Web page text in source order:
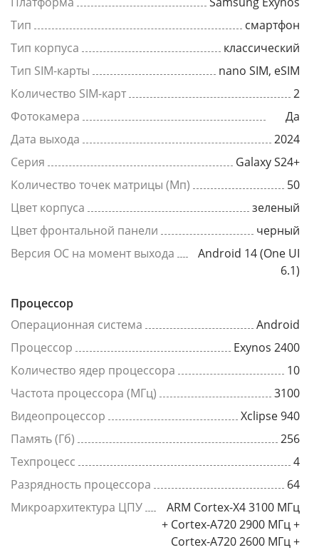
Тип
смартфон
Тип корпуса
классический
Тип SIM-карты
nano SIM, eSIM
Количество SIM-карт
2
Фотокамера
Да
Дата выхода
2024
Серия
Galaxy S24+
Количество точек матрицы (Мп)
50
Цвет корпуса
зеленый
Цвет фронтальной панели
черный
Версия ОС на момент выхода
Android 14 (One UI
6.1)
Процессор
Операционная система
Android
Процессор
Exynos 2400
Количество ядер процессора
10
Частота процессора (МГц)
3100
Видеопроцессор
Xclipse 940
Память (Гб)
256
Техпроцесс
4
Разрядность процессора
64
Микроархитектура ЦПУ
ARM Cortex-X4 3100 МГц
+ Cortex-A720 2900 МГц +
Cortex-A720 2600 МГц +